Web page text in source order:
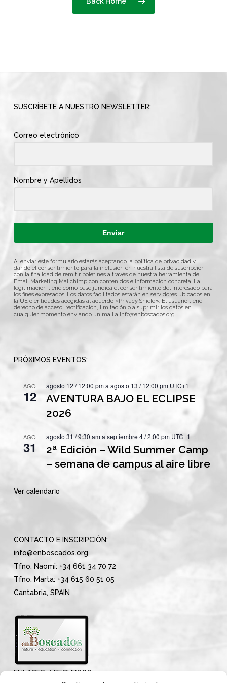
SUSCRÍBETE A NUESTRO NEWSLETTER:
Correo electrónico
Nombre y Apellidos
Enviar
Al enviar este formulario estarás aceptando la política de privacidad y
dando el consentimiento para la inclusión en nuestra lista de suscripción
con la finalidad de remitir boletines a través de nuestra herramienta de
Email Marketing Mailchimp con contenidos e información concreta. La
legitimación tiene como base jurídica el consentimiento del interesado para
los fines expresados. Los datos facilitados estarán en servidores ubicados en
la UE o entidades acogidas al acuerdo «Privacy Shield». El usuario tiene
derecho de acceso, rectificación, limitación o a suprimir los datos en
cualquier momento enviando un mail a info@enboscados.org.
PRÓXIMOS EVENTOS:
AGO
12
agosto 12 / 12:00 pma agosto 13 / 12:00 pm UTC+1
AVENTURA BAJO EL ECLIPSE
2026
AGO
31
agosto 31 / 9:30 ama septiembre 4 / 2:00 pm UTC+1
2ª Edición – Wild Summer Camp
– semana de campus al aire libre
Ver calendario
CONTACTO E INSCRIPCIÓN:
info@enboscados.org
Tfno. Naomi: +34 661 34 70 72
Tfno. Marta: +34 615 60 51 05
Cantabria, SPAIN
ENLACES / RECURSOS